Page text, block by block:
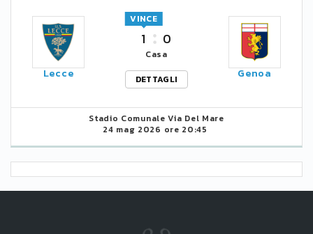
Lecce
1
VINCE
0
Casa
DETTAGLI
Genoa
Stadio Comunale Via Del Mare
24 mag 2026 ore 20:45